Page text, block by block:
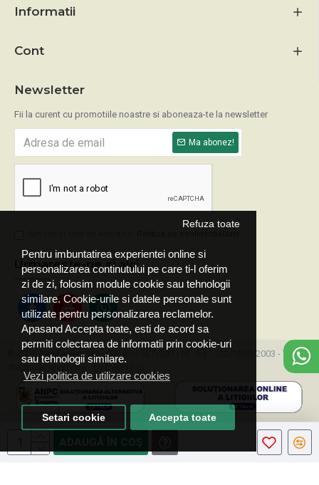
Pentru imbuntatirea experientei online si
personalizarea continutului pe care ti-l oferim
zi de zi, folosim module cookie sau tehnologii
similare. Cookie-urile si datele personale sunt
utilizate pentru personalizarea reclamelor.
Apasand Accepta toate, esti de acord sa
permiti colectarea de informatii prin cookie-uri
sau tehnologii similare.
Vezi politica de utilizare cookies
Refuza toate
Setari cookie Accepta toate
Informatii
Cont
Newsletter
Fii la curent cu promotiile noastre si aboneaza-te la newsletter
Ma abonez!
Urmareste-ne si aici
© 2025 ServExpert SRL, CIF: RO15677287 | Nr. reg.: J32/1059/2003 - Toate
drepturile rezervate - by DevPro.ro